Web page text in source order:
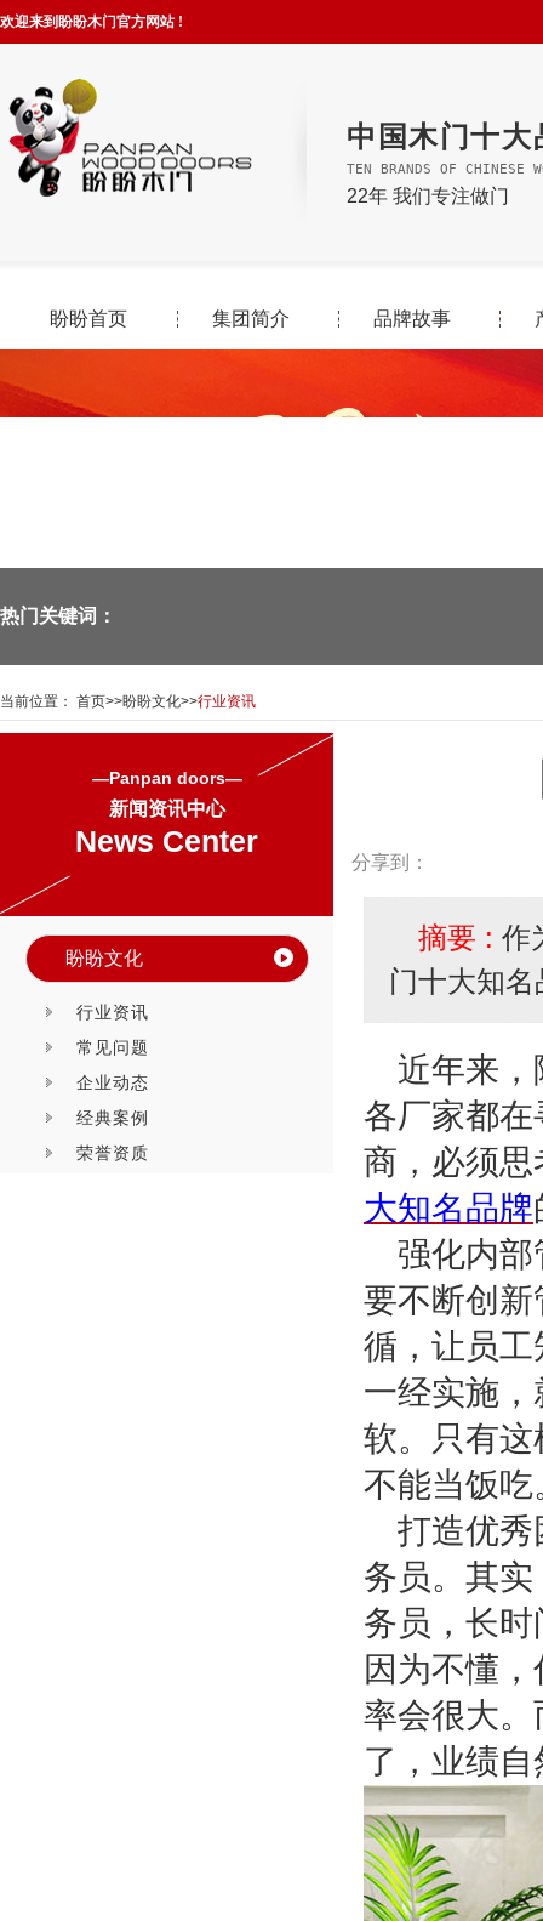
欢迎来到盼盼木门官方网站 !
中国木门十大
TEN BRANDS OF CHINESE
22年 我们专注做门
盼盼首页 集团简介 品牌故事
热门关键词：
当前位置： 首页>>盼盼文化>>行业资讯
—Panpan doors—
新闻资讯中心
News Center
盼盼文化
行业资讯
常见问题
企业动态
经典案例
荣誉资质
分享到：
摘要 : 作
门十大知
近年来
各厂家都
商，必须
大知名品牌
强化内部
要不断创
循，让员
一经实施
软。只有
不能当饭吃
打造优秀
务员。其
务员，长
因为不懂
率会很大
了，业绩